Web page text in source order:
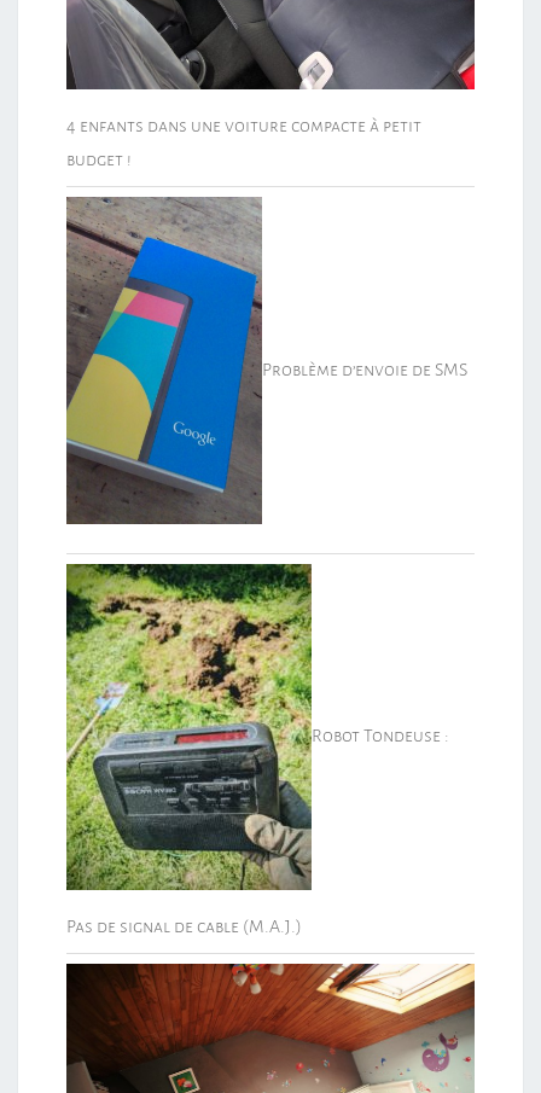
4 enfants dans une voiture compacte à petit
budget !
Problème d’envoie de SMS
Robot Tondeuse :
Pas de signal de cable (M.A.J.)